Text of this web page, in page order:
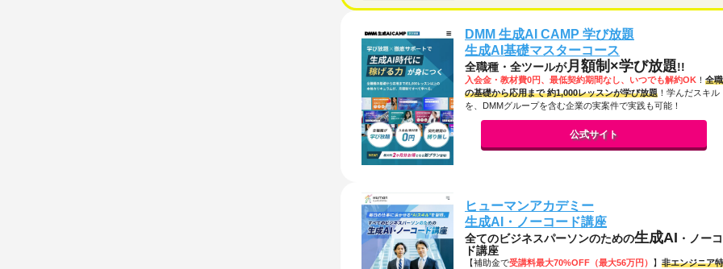
DMM 生成AI CAMP 学び放題
生成AI基礎マスターコース
全職種・全ツールが月額制×学び放題!!
入会金・教材費0円、最低契約期間なし、いつでも解約OK ！ 全
の基礎から応用まで 約1,000レッスンが学び放題 ！学んだスキル
を、DMMグループを含む企業の実案件で実践も可能！
公式サイト
ヒューマンアカデミー
生成AI・ノーコード講座
全てのビジネスパーソンのための生成AI ・ノー
ド講座
【補助金で受講料最大70%OFF（最大56万円） 】 非エンジニア